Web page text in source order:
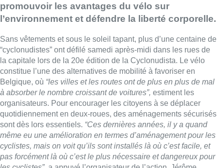
même eu une amélioration en termes d’aménagement pour les
cyclistes, mais on voit qu’ils sont installés là où c’est facile, et
pas forcément là où c’est le plus nécessaire et dangereux pour
les cyclistes”, a appuyé l’organisateur de l’action, Jérôme
Jolibois. Ce dernier appelle les autorités publiques à installer
davantage de pistes cyclables sur les grands axes bruxellois,
ou du moins les plus dangereux.
Prônant la transition vers l’usage du vélo comme solution de
mobilité incontournable, les organisateurs rappellent les
bienfaits de ce moyen de transport sur la qualité de vie de
l’ensemble de la population. Selon eux, en comparaison avec
la voiture notamment, les deux-roues permettent une meilleure
qualité de l’air, une réduction du bruit, une plus grande sécurité
routière en ville, et se relèvent être un allié contre la sédentarité
en voie d’une bonne santé. La nudité des manifestants, en plus